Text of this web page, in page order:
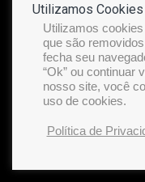
Utilizamos Cookies
Utilizamos
que são
fecha seu
“Ok” ou continuar
nosso site, você
uso de cookies.
Política de